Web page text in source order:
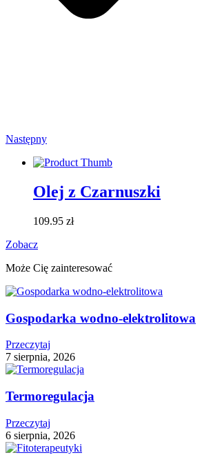
Następny
Olej z Czarnuszki
109.95 zł
Zobacz
Może Cię zainteresować
Gospodarka wodno-elektrolitowa
Przeczytaj
7 sierpnia, 2026
Termoregulacja
Przeczytaj
6 sierpnia, 2026